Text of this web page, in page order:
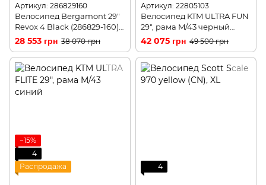
Артикул: 286829160
Велосипед Bergamont 29"
Revox 4 Black (286829-160)
M/44,5см
28 553 грн 38 070 грн
Артикул: 22805103
Велосипед KTM ULTRA FUN
29", рама M/43 черный
матовый
42 075 грн 49 500 грн
−15%
4
Распродажа
4